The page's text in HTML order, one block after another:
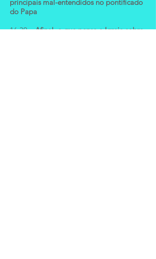
principais mal-entendidos no pontificado
do Papa
16.30Afinal, o que pensa a Igreja sobre